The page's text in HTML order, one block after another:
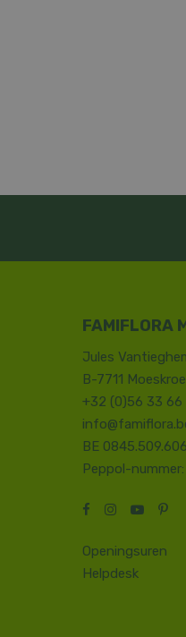
FAMIFLORA
Jules
B-7711
+32 (0)56 33 66
BE 0845.509.606
Peppol-
Openingsuren
Helpdesk